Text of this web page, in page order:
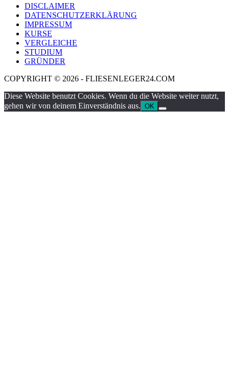
DISCLAIMER
DATENSCHUTZERKLÄRUNG
IMPRESSUM
KURSE
VERGLEICHE
STUDIUM
GRÜNDER
COPYRIGHT © 2026 - FLIESENLEGER24.COM
Diese Website benutzt Cookies. Wenn du die Website weiter nutzt,
gehen wir von deinem Einverständnis aus. OK